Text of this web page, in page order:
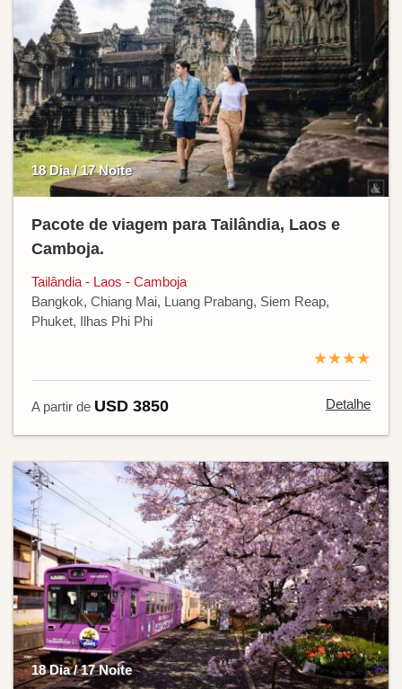
18 Dia / 17 Noite
Pacote de viagem para Tailândia, Laos e
Camboja.
Tailândia - Laos - Camboja
Bangkok, Chiang Mai, Luang Prabang, Siem Reap,
Phuket, Ilhas Phi Phi
★★★★
A partir de USD 3850 Detalhe
18 Dia / 17 Noite